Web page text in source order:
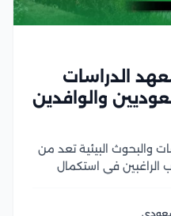
الدراسات
والوافدين
والبحوث البيئية تعد من
الراغبين في استكمال